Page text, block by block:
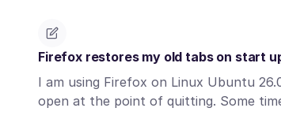
Firefox restores my old tabs on start
I am using Firefox on Linux Ubuntu
open at the point of quitting. Some